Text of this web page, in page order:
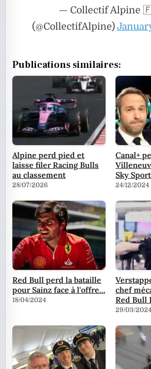
— Collectif Alpine
(@CollectifAlpine)
Publications similaires:
Alpine perd pied et
laisse filer Racing Bulls
au classement
28/07/2026
Canal+
Sky
24/12/2024
Red Bull perd la bataille
pour Sainz face à l'offre…
18/04/2024
chef
Red Bull
29/03/2024